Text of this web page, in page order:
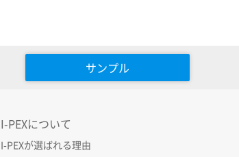
サンプル
I-PEXについて
I-PEXが選ばれる理由